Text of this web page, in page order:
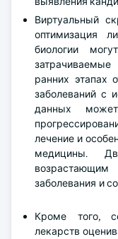
Виртуальный
оптимизация
биологии
затрачиваемые
ранних этапах
заболеваний с
данных
лечение и
медицины.
заболевания и
Кроме того,
лекарств